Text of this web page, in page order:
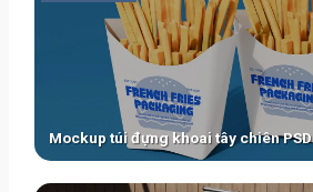
Mockup túi đựng khoai tây chiên PSD